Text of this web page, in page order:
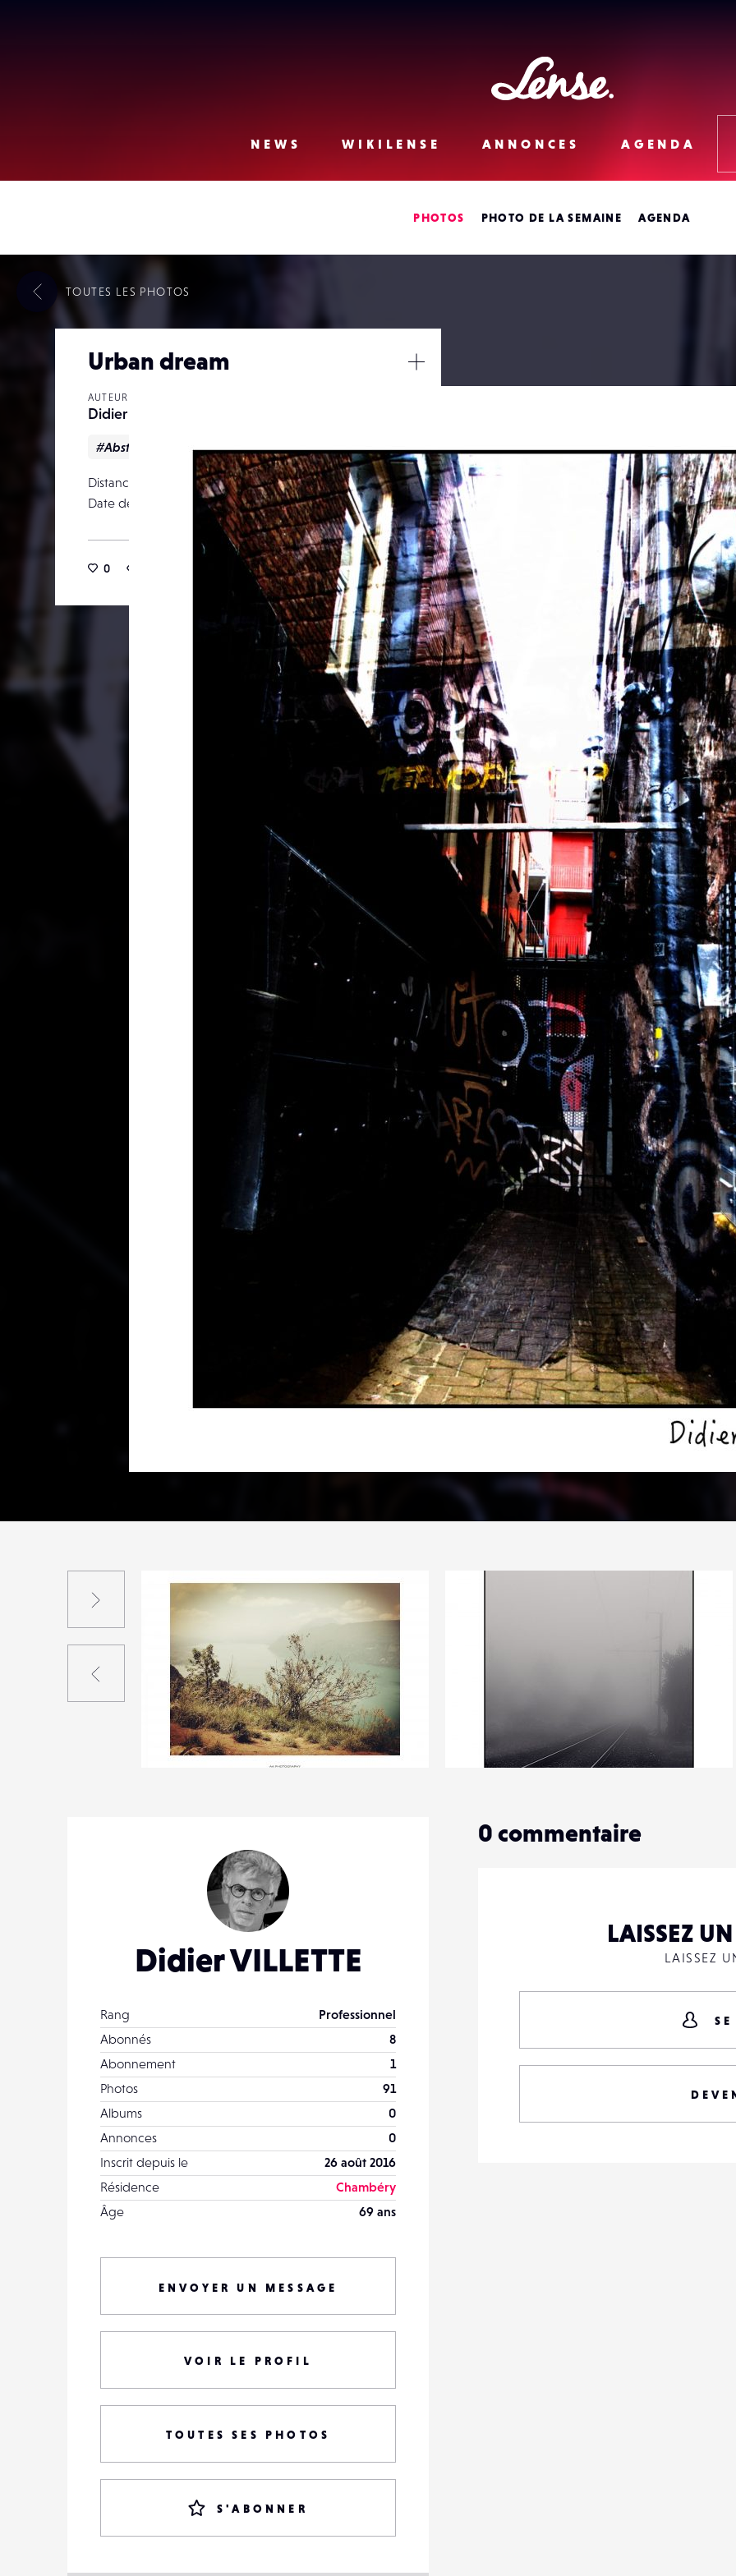
Lense
NEWS
WIKILENSE ANNONCES AGENDA
PHOTOS PHOTO DE LA SEMAINE AGENDA
Urban dream
AUTEUR
Didier VILLETTE
#Abstract #Colors #urban
Distance focale
0 mm
Date de publication
12 mai 2018
0
/
TOUTES LES PHOTOS
23
Didier VILLETTE
Rang
Professionnel
Abonnés
8
Abonnement
1
Photos
91
Albums
0
Annonces
0
Inscrit depuis le
26 août 2016
Résidence
Chambéry
Âge
69 ans
ENVOYER UN MESSAGE
VOIR LE PROFIL
TOUTES SES PHOTOS
S'ABONNER
0 commentaire
LAISSEZ
LAISSEZ